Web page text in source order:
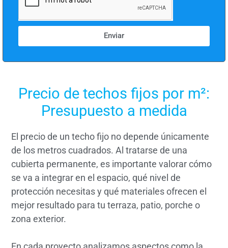
Enviar
Precio de techos fijos por m²:
Presupuesto a medida
El precio de un techo fijo no depende únicamente
de los metros cuadrados. Al tratarse de una
cubierta permanente, es importante valorar cómo
se va a integrar en el espacio, qué nivel de
protección necesitas y qué materiales ofrecen el
mejor resultado para tu terraza, patio, porche o
zona exterior.